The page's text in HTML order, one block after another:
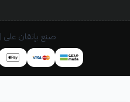
صنع بإتقان على | 2026